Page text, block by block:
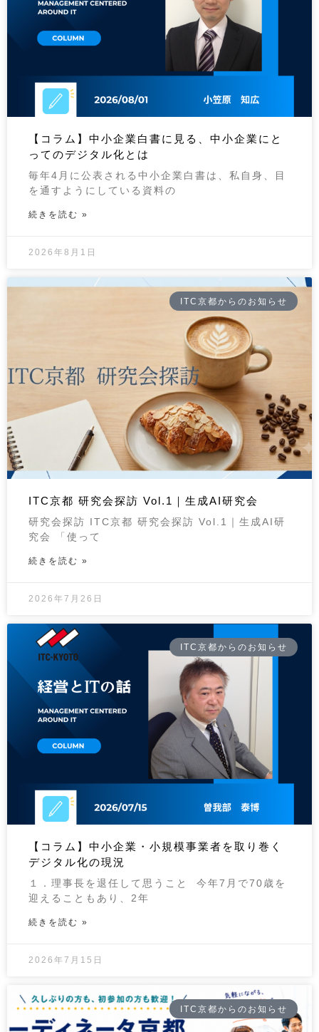
【コラム】中小企業白書に見る、中小企業にと
ってのデジタル化とは
毎年4月に公表される中小企業白書は、私自身、目
を通すようにしている資料の
続きを読む »
2026年8月1日
ITC京都からのお知らせ
ITC京都 研究会探訪 Vol.1｜生成AI研究会
研究会探訪 ITC京都 研究会探訪 Vol.1｜生成AI研
究会 「使って
続きを読む »
2026年7月26日
ITC京都からのお知らせ
【コラム】中小企業・小規模事業者を取り巻く
デジタル化の現況
１．理事長を退任して思うこと 今年7月で70歳を
迎えることもあり、2年
続きを読む »
2026年7月15日
ITC京都からのお知らせ